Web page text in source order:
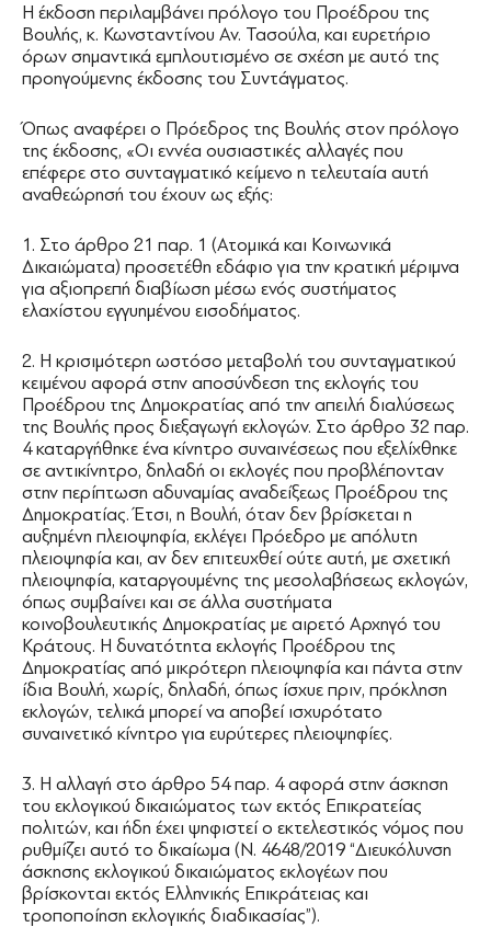
Η έκδοση περιλαμβάνει πρόλογο του Προέδρου της
Βουλής, κ. Κωνσταντίνου Αν. Τασούλα, και ευρετήριο
όρων σημαντικά εμπλουτισμένο σε σχέση με αυτό της
προηγούμενης έκδοσης του Συντάγματος.
Όπως αναφέρει ο Πρόεδρος της Βουλής στον πρόλογο
της έκδοσης, «Οι εννέα ουσιαστικές αλλαγές που
επέφερε στο συνταγματικό κείμενο η τελευταία αυτή
αναθεώρησή του έχουν ως εξής:
1. Στο άρθρο 21 παρ. 1 (Ατομικά και Κοινωνικά
Δικαιώματα) προσετέθη εδάφιο για την κρατική μέριμνα
για αξιοπρεπή διαβίωση μέσω ενός συστήματος
ελαχίστου εγγυημένου εισοδήματος.
2. Η κρισιμότερη ωστόσο μεταβολή του συνταγματικού
κειμένου αφορά στην αποσύνδεση της εκλογής του
Προέδρου της Δημοκρατίας από την απειλή διαλύσεως
της Βουλής προς διεξαγωγή εκλογών. Στο άρθρο 32 παρ.
4 καταργήθηκε ένα κίνητρο συναινέσεως που εξελίχθηκε
σε αντικίνητρο, δηλαδή οι εκλογές που προβλέπονταν
στην περίπτωση αδυναμίας αναδείξεως Προέδρου της
Δημοκρατίας. Έτσι, η Βουλή, όταν δεν βρίσκεται η
αυξημένη πλειοψηφία, εκλέγει Πρόεδρο με απόλυτη
πλειοψηφία και, αν δεν επιτευχθεί ούτε αυτή, με σχετική
πλειοψηφία, καταργουμένης της μεσολαβήσεως εκλογών,
όπως συμβαίνει και σε άλλα συστήματα
κοινοβουλευτικής Δημοκρατίας με αιρετό Αρχηγό του
Κράτους. Η δυνατότητα εκλογής Προέδρου της
Δημοκρατίας από μικρότερη πλειοψηφία και πάντα στην
ίδια Βουλή, χωρίς, δηλαδή, όπως ίσχυε πριν, πρόκληση
εκλογών, τελικά μπορεί να αποβεί ισχυρότατο
συναινετικό κίνητρο για ευρύτερες πλειοψηφίες.
3. Η αλλαγή στο άρθρο 54 παρ. 4 αφορά στην άσκηση
του εκλογικού δικαιώματος των εκτός Επικρατείας
πολιτών, και ήδη έχει ψηφιστεί ο εκτελεστικός νόμος που
ρυθμίζει αυτό το δικαίωμα (Ν. 4648/2019 “Διευκόλυνση
άσκησης εκλογικού δικαιώ­ματος εκλογέων που
βρίσκονται εκτός Ελληνικής Επικράτειας και
τροποποίηση εκλογικής διαδικασίας”).